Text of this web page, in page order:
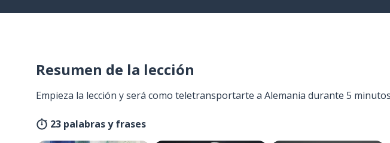
Resumen de la lección
Empieza la lección y será como teletransportarte a Alemania durante 5
23 palabras y frases